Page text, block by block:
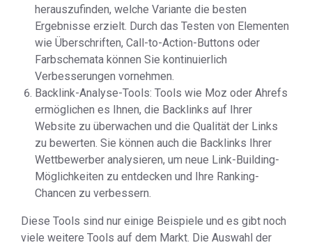
herauszufinden, welche Variante die besten
Ergebnisse erzielt. Durch das Testen von Elementen
wie Überschriften, Call-to-Action-Buttons oder
Farbschemata können Sie kontinuierlich
Verbesserungen vornehmen.
Backlink-Analyse-Tools: Tools wie Moz oder Ahrefs
ermöglichen es Ihnen, die Backlinks auf Ihrer
Website zu überwachen und die Qualität der Links
zu bewerten. Sie können auch die Backlinks Ihrer
Wettbewerber analysieren, um neue Link-Building-
Möglichkeiten zu entdecken und Ihre Ranking-
Chancen zu verbessern.
Diese Tools sind nur einige Beispiele und es gibt noch
viele weitere Tools auf dem Markt. Die Auswahl der